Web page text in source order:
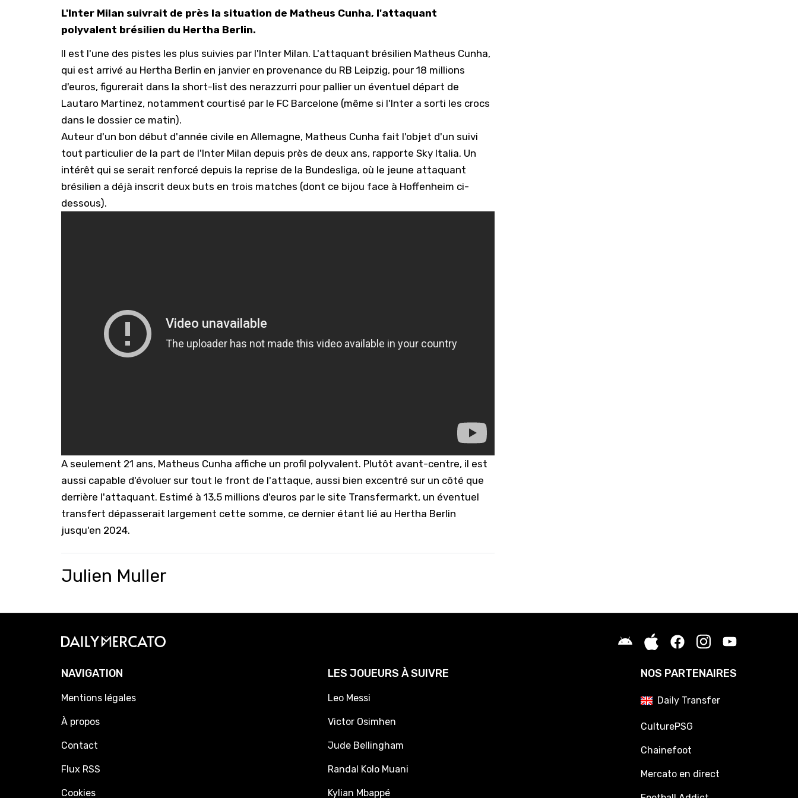
L'Inter Milan suivrait de près la situation de Matheus Cunha, l'attaquant
polyvalent brésilien du Hertha Berlin.
Il est l'une des pistes les plus suivies par l'Inter Milan. L'attaquant brésilien Matheus Cunha,
qui est arrivé au Hertha Berlin en janvier en provenance du RB Leipzig, pour 18 millions
d'euros, figurerait dans la short-list des nerazzurri pour pallier un éventuel départ de
Lautaro Martinez, notamment courtisé par le FC Barcelone (même si l'Inter a sorti les crocs
dans le dossier ce matin).
Auteur d'un bon début d'année civile en Allemagne, Matheus Cunha fait l'objet d'un suivi
tout particulier de la part de l'Inter Milan depuis près de deux ans, rapporte Sky Italia. Un
intérêt qui se serait renforcé depuis la reprise de la Bundesliga, où le jeune attaquant
brésilien a déjà inscrit deux buts en trois matches (dont ce bijou face à Hoffenheim ci-
dessous).
A seulement 21 ans, Matheus Cunha affiche un profil polyvalent. Plutôt avant-centre, il est
aussi capable d'évoluer sur tout le front de l'attaque, aussi bien excentré sur un côté que
derrière l'attaquant. Estimé à 13,5 millions d'euros par le site Transfermarkt, un éventuel
transfert dépasserait largement cette somme, ce dernier étant lié au Hertha Berlin
jusqu'en 2024.
Julien Muller
NAVIGATION
Mentions légales
À propos
Contact
Flux RSS
Cookies
LES JOUEURS À SUIVRE
Leo Messi
Victor Osimhen
Jude Bellingham
Randal Kolo Muani
Kylian Mbappé
NOS PARTENAIRES
Daily Transfer
CulturePSG
Chainefoot
Mercato en direct